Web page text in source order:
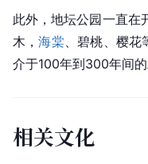
此外，地坛公园一直在
木，海棠 、碧桃、樱
介于100年到300年间
相关文化